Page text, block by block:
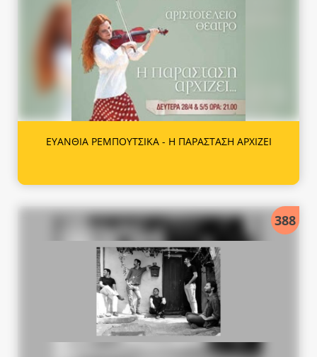
ΕΥΑΝΘΙΑ ΡΕΜΠΟΥΤΣΙΚΑ - Η ΠΑΡΑΣΤΑΣΗ ΑΡΧΙΖΕΙ
388